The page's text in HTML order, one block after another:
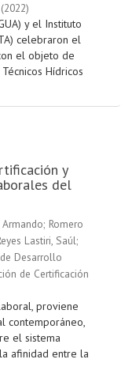
(2022)
y el Instituto
celebraron el
el objeto de
Hídricos
y
del
; Romero
Lastiri, Saúl;
Desarrollo
de Certificación
proviene
contemporáneo,
el sistema
afinidad entre la